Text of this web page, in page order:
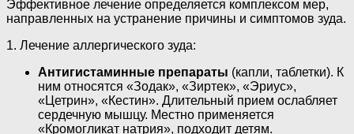
Эффективное лечение определяется комплексом мер,
направленных на устранение причины и симптомов зуда.
1. Лечение аллергического зуда:
Антигистаминные препараты (капли, таблетки). К
ним относятся «Зодак», «Зиртек», «Эриус»,
«Цетрин», «Кестин». Длительный прием ослабляет
сердечную мышцу. Местно применяется
«Кромогликат натрия», подходит детям.